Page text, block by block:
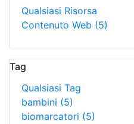
Qualsiasi Risorsa
Contenuto Web (5)
Tag
Qualsiasi Tag
bambini (5)
biomarcatori (5)